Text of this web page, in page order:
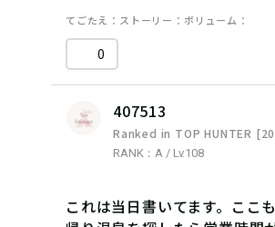
てごたえ ストーリー ボリューム
0
407513
Ranked in TOP HUNTER
RANK：A / Lv.108
これは当日書いてます。ここ